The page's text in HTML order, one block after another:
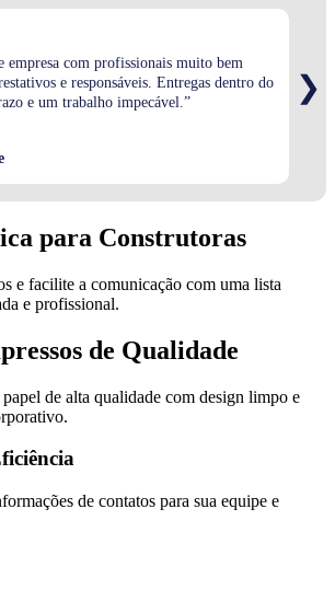
empresa com profissionais muito bem
e responsáveis. Entregas dentro do
e um trabalho impecável.”
❯
para Construtoras
e facilite a comunicação com uma lista
e profissional.
de Qualidade
de alta qualidade com design limpo e
de contatos para sua equipe e